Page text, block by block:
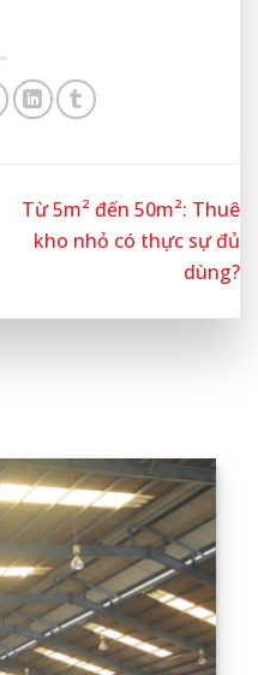
Từ 5m² đến 50m²: Thuê
kho nhỏ có thực sự đủ
dùng?